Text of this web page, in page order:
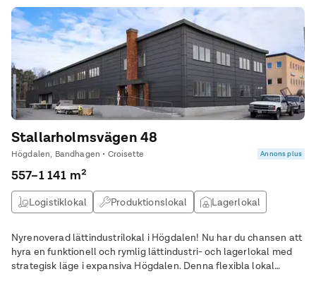
Stallarholmsvägen 48
Högdalen, Bandhagen • Croisette Annons plus
557–1 141 m²
Logistiklokal Produktionslokal
Lagerlokal
Nyrenoverad lättindustrilokal i Högdalen! Nu har du chansen att
hyra en funktionell och rymlig lättindustri- och lagerlokal med
strategisk läge i expansiva Högdalen. Denna flexibla lokal